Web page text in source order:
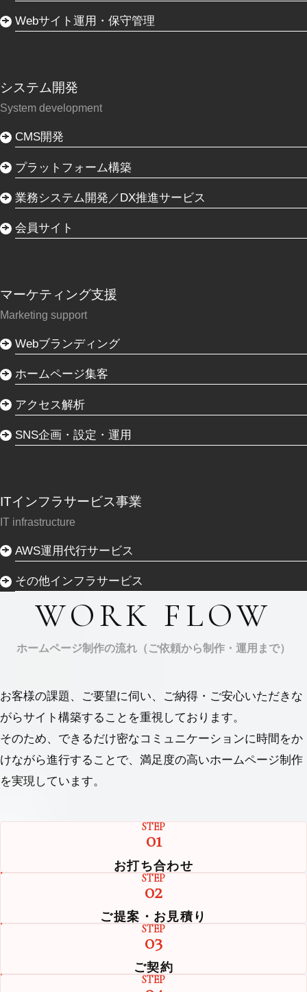
Webサイト運用・保守管理
システム開発
System development
CMS開発
プラットフォーム構築
業務システム開発／DX推進サービス
会員サイト
マーケティング支援
Marketing support
Webブランディング
ホームページ集客
アクセス解析
SNS企画・設定・運用
ITインフラサービス事業
IT infrastructure
AWS運用代行サービス
その他インフラサービス
WORK FLOW
ホームページ制作の流れ（ご依頼から制作・運用まで）
お客様の課題、ご要望に伺い、ご納得・ご安⼼いただきな
がらサイト構築することを重視しております。
そのため、できるだけ密なコミュニケーションに時間をか
けながら進⾏することで、満⾜度の⾼いホームページ制作
を実現しています。
STEP
01
お打ち合わせ
STEP
02
ご提案・お見積り
STEP
03
ご契約
STEP